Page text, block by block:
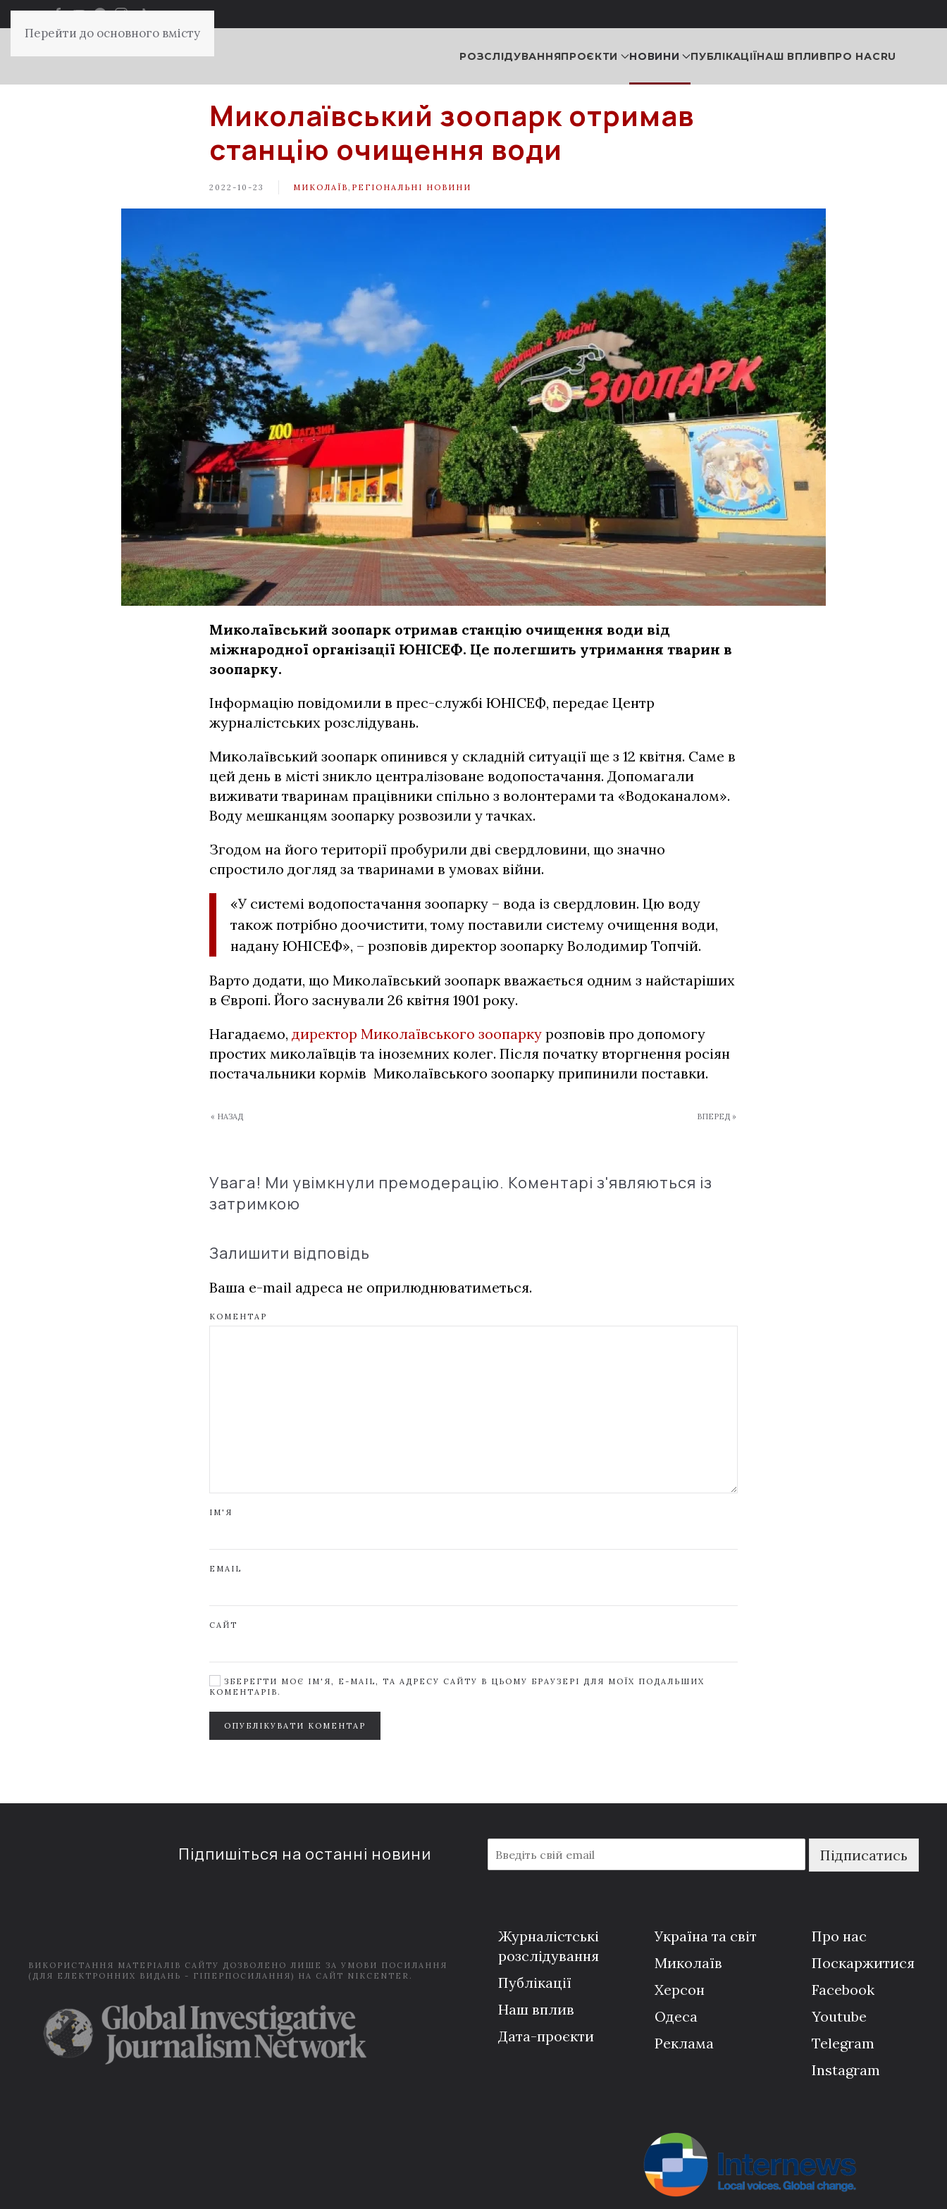
Перейти до основного вмісту
РОЗСЛІДУВАННЯПРОЄКТИ НОВИНИ ПУБЛІКАЦІЇНАШ ВПЛИВПРО НАСRU
Миколаївський зоопарк отримав
станцію очищення води
2022-10-23 МИКОЛАЇВ РЕГІОНАЛЬНІ НОВИНИ
Миколаївський зоопарк отримав станцію очищення води від
міжнародної організації ЮНІСЕФ. Це полегшить утримання тварин в
зоопарку.
Інформацію повідомили в прес-службі ЮНІСЕФ, передає Центр
журналістських розслідувань.
Миколаївський зоопарк опинився у складній ситуації ще з 12 квітня. Саме в
цей день в місті зникло централізоване водопостачання. Допомагали
виживати тваринам працівники спільно з волонтерами та «Водоканалом».
Воду мешканцям зоопарку розвозили у тачках.
Згодом на його території пробурили дві свердловини, що значно
спростило догляд за тваринами в умовах війни.
«У системі водопостачання зоопарку – вода із свердловин. Цю воду
також потрібно доочистити, тому поставили систему очищення води,
надану ЮНІСЕФ», – розповів директор зоопарку Володимир Топчій.
Варто додати, що Миколаївський зоопарк вважається одним з найстаріших
в Європі. Його заснували 26 квітня 1901 року.
Нагадаємо, директор Миколаївського зоопарку розповів про допомогу
простих миколаївців та іноземних колег. Після початку вторгнення росіян
постачальники кормів Миколаївського зоопарку припинили поставки.
« НАЗАД ВПЕРЕД »
Увага! Ми увімкнули премодерацію. Коментарі з'являються із
затримкою
Залишити відповідь
Ваша e-mail адреса не оприлюднюватиметься.
КОМЕНТАР
ІМ'Я
EMAIL
САЙТ
ЗБЕРЕГТИ МОЄ ІМ'Я, E-MAIL, ТА АДРЕСУ САЙТУ В ЦЬОМУ БРАУЗЕРІ ДЛЯ МОЇХ ПОДАЛЬШИХ
КОМЕНТАРІВ.
ОПУБЛІКУВАТИ КОМЕНТАР
Підпишіться на останні новини
m
a
Підписатись
ВИКОРИСТАННЯ МАТЕРІАЛІВ САЙТУ ДОЗВОЛЕНО ЛИШЕ ЗА УМОВИ ПОСИЛАННЯ
(ДЛЯ ЕЛЕКТРОННИХ ВИДАНЬ - ГІПЕРПОСИЛАННЯ) НА САЙТ NIKCENTER.
Журналістські
розслідування
Публікації
Наш вплив
Дата-проєкти
Україна та світ
Миколаїв
Херсон
Одеса
Реклама
Про нас
Поскаржитися
Facebook
Youtube
Telegram
Instagram